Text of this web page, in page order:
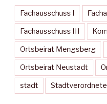
Fachausschuss I
Fachausschuss III
Ortsbeirat Mengsberg
Ortsbeirat Neustadt
stadt